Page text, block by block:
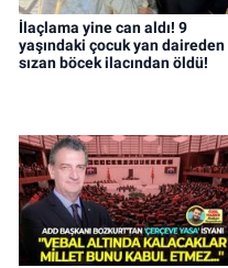
İlaçlama yine can aldı! 9
yaşındaki çocuk yan daireden
sızan böcek ilacından öldü!